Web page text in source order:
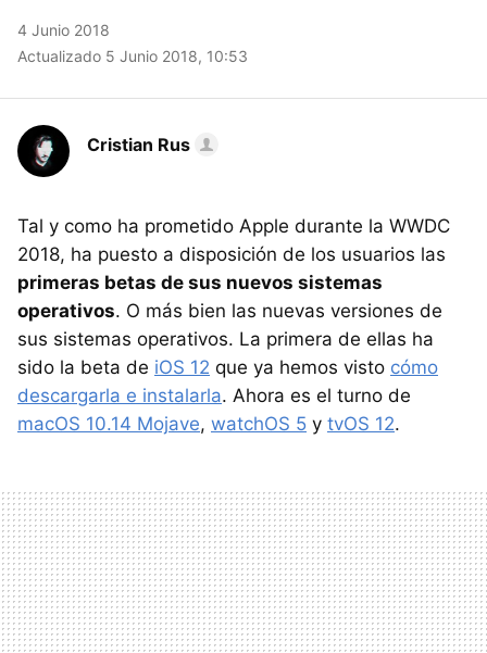
4 Junio 2018
Actualizado 5 Junio 2018, 10:53
Cristian Rus
Tal y como ha prometido Apple durante la WWDC
2018, ha puesto a disposición de los usuarios las
primeras betas de sus nuevos sistemas
operativos. O más bien las nuevas versiones de
sus sistemas operativos. La primera de ellas ha
sido la beta de iOS 12 que ya hemos visto cómo
descargarla e instalarla. Ahora es el turno de
macOS 10.14 Mojave, watchOS 5 y tvOS 12.